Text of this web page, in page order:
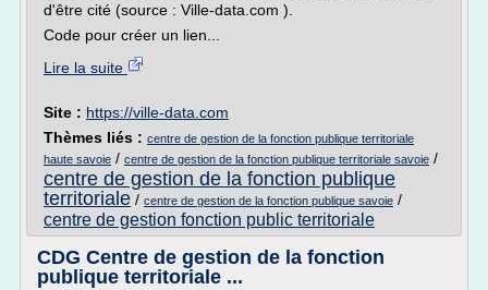
d'être cité (source : Ville-data.com ).
Code pour créer un lien...
Lire la suite
Site : https://ville-data.com
Thèmes liés : centre de gestion de la fonction publique territoriale
haute savoie / centre de gestion de la fonction publique territoriale savoie /
centre de gestion de la fonction publique
territoriale / centre de gestion de la fonction publique savoie /
centre de gestion fonction public territoriale
CDG Centre de gestion de la fonction
publique territoriale ...